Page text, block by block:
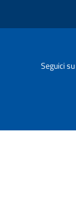
Seguici su